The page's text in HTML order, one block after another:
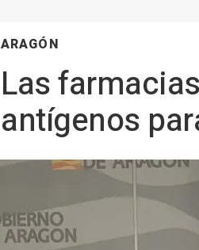
ARAGÓN
Las
antígenos